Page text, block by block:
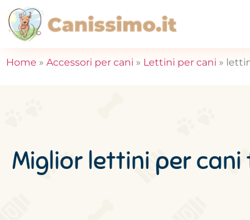
Home » Accessori per cani » Lettini per cani »
Miglior lettini per